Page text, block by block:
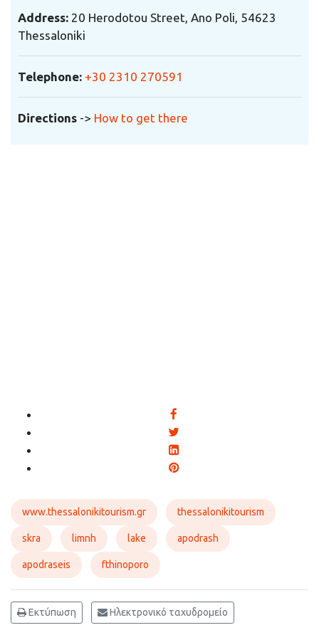
Address: 20 Herodotou Street, Ano Poli, 54623
Thessaloniki
Telephone: +30 2310 270591
Directions -> How to get there
www.thessalonikitourism.gr thessalonikitourism
skra limnh lake apodrash
apodraseis fthinoporo
Εκτύπωση Ηλεκτρονικό ταχυδρομείο